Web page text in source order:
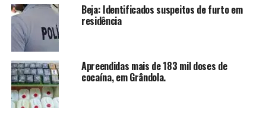
Beja: Identificados suspeitos de furto em
residência
Apreendidas mais de 183 mil doses de
cocaína, em Grândola.